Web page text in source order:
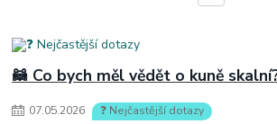
🦝 Co bych měl vědět o kuně
07.05.2026 ❓ Nejčastější dotazy